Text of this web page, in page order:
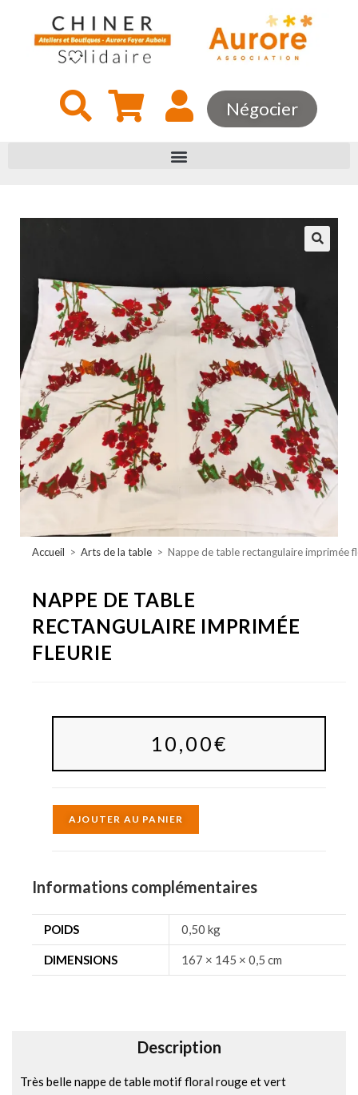
Négocier
Accueil > Arts de la table > Nappe de table rectangulaire imprimée
NAPPE DE TABLE
RECTANGULAIRE IMPRIMÉE
FLEURIE
10,00€
AJOUTER AU PANIER
n
a
t
:
Informations complémentaires
POIDS 0,50 kg
DIMENSIONS 167 × 145 × 0,5 cm
Description
Très belle nappe de table motif floral rouge et vert